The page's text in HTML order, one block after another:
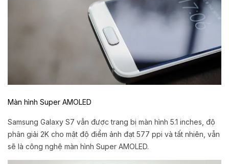
Màn hình Super AMOLED
Samsung Galaxy S7 vẫn được trang bị màn hình 5.1 inches, độ
phân giải 2K cho mật độ điểm ảnh đạt 577 ppi và tất nhiên, vẫn
sẽ là công nghệ màn hình Super AMOLED.